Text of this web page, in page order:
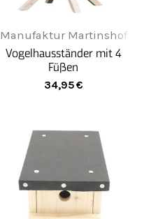
Manufaktur Martinshof
Vogelhausständer mit 4
Füßen
34,95€